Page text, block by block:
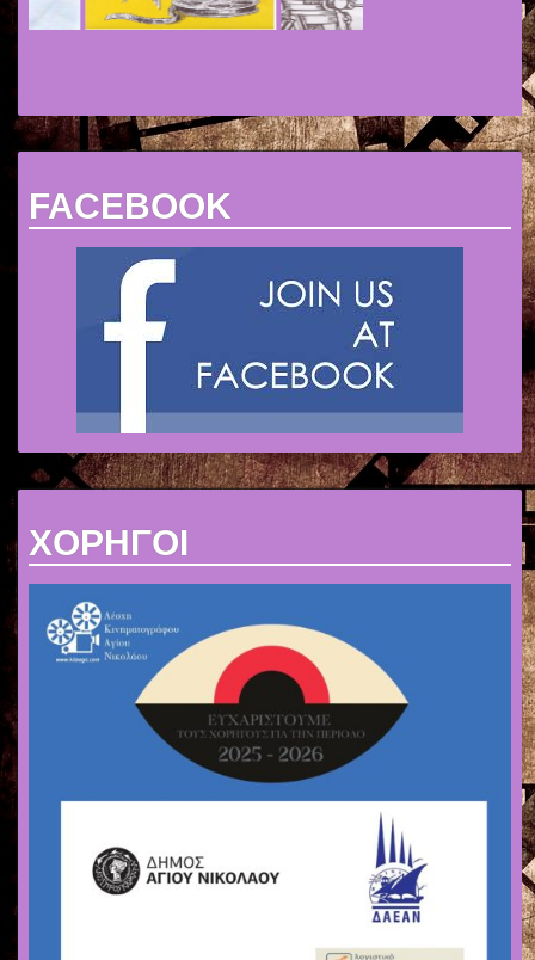
FACEBOOK
ΧΟΡΗΓΟΙ